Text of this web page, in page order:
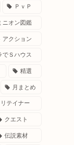
ＰｖＰ
ニオン図鑑
アクション
でＳハウス
精選
月まとめ
リテイナー
クエスト
伝説素材